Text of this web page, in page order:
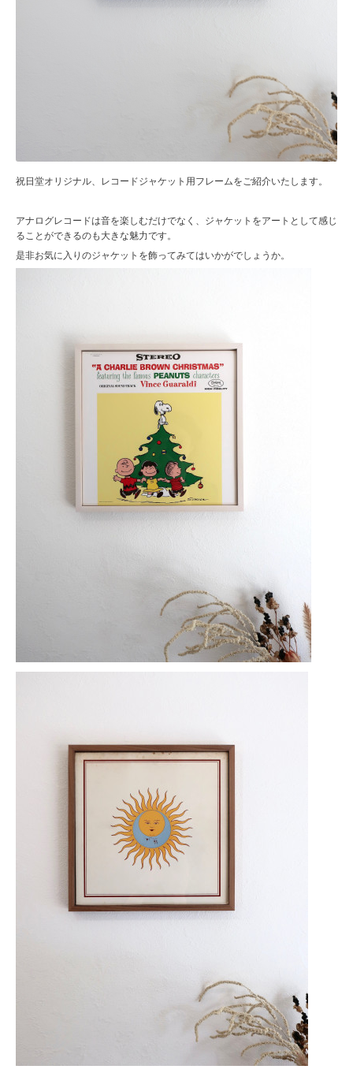
祝日堂オリジナル、レコードジャケット用フレームをご紹介いたします。
アナログレコードは音を楽しむだけでなく、ジャケットをアートとして感じ
ることができるのも大きな魅力です。
是非お気に入りのジャケットを飾ってみてはいかがでしょうか。